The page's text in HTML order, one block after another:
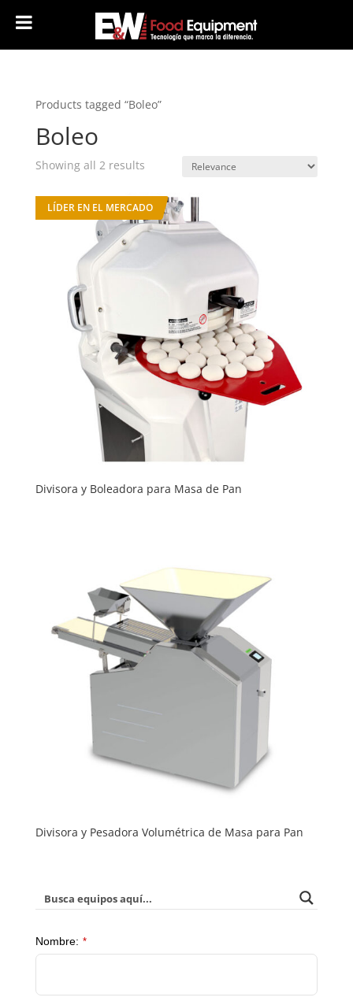
Products tagged “Boleo”
Boleo
Showing all 2 results
LÍDER EN EL MERCADO
Divisora y Boleadora para Masa de Pan
Divisora y Pesadora Volumétrica de Masa para Pan
Nombre: *